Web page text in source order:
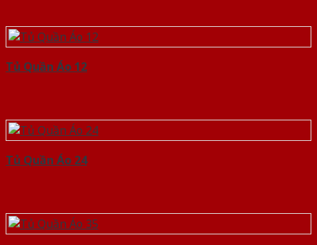
Tủ Quần Áo 12
Tủ Quần Áo 24